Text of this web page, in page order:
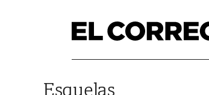
Esquelas